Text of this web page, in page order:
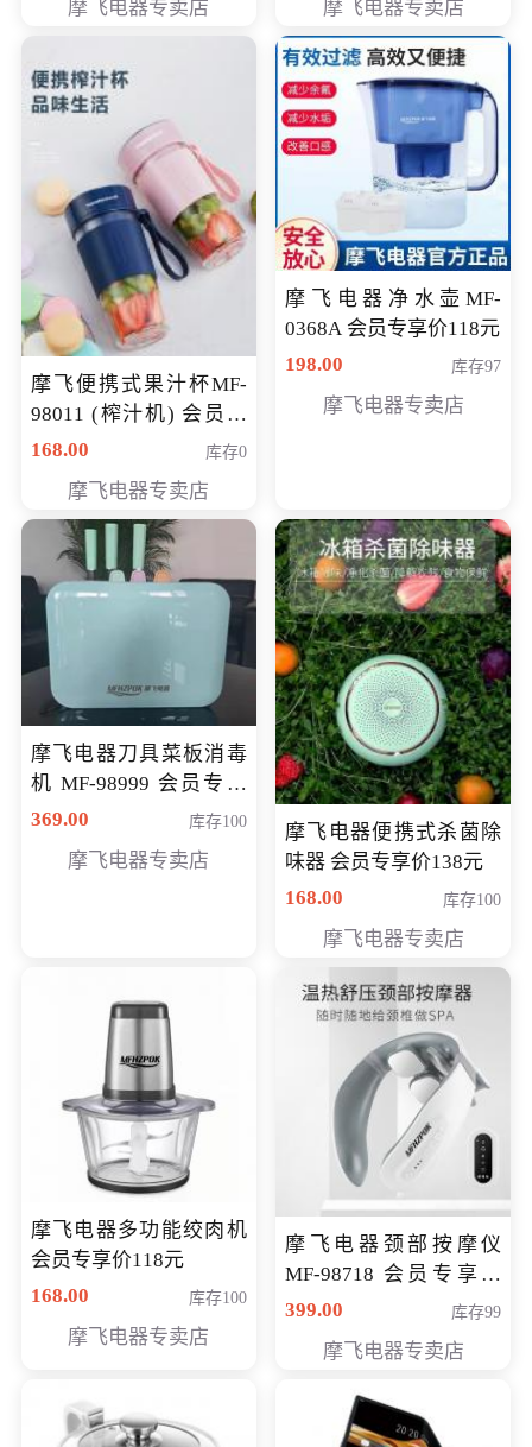
摩飞电器专卖店 摩飞电器专卖店
摩飞便携式果汁杯MF-
98011 (榨汁机) 会员专
享价138元
168.00 库存0
摩飞电器专卖店
摩飞电器净水壶MF-
0368A 会员专享价118元
198.00
库存97
摩飞电器专卖店
摩飞电器刀具菜板消毒
机 MF-98999 会员专享
价286元
369.00 库存100
摩飞电器专卖店
摩飞电器便携式杀菌除
味器 会员专享价138元
168.00
库存100
摩飞电器专卖店
摩飞电器多功能绞肉机
会员专享价118元
168.00
库存100
摩飞电器专卖店
摩飞电器颈部按摩仪
MF-98718 会员专享价
299元
399.00 库存99
摩飞电器专卖店